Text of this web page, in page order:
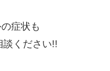
の症状も
談ください!!